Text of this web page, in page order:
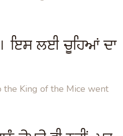
ਇਸ ਲਈ ਚੂਹਿਆਂ ਦਾ
the King of the Mice went